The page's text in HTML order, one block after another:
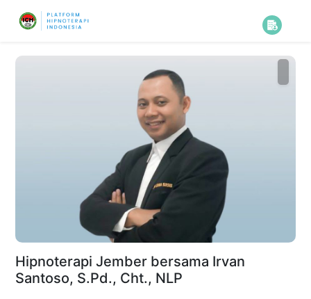
Hipnoterapi Jember bersama Irvan
Santoso, S.Pd., Cht., NLP